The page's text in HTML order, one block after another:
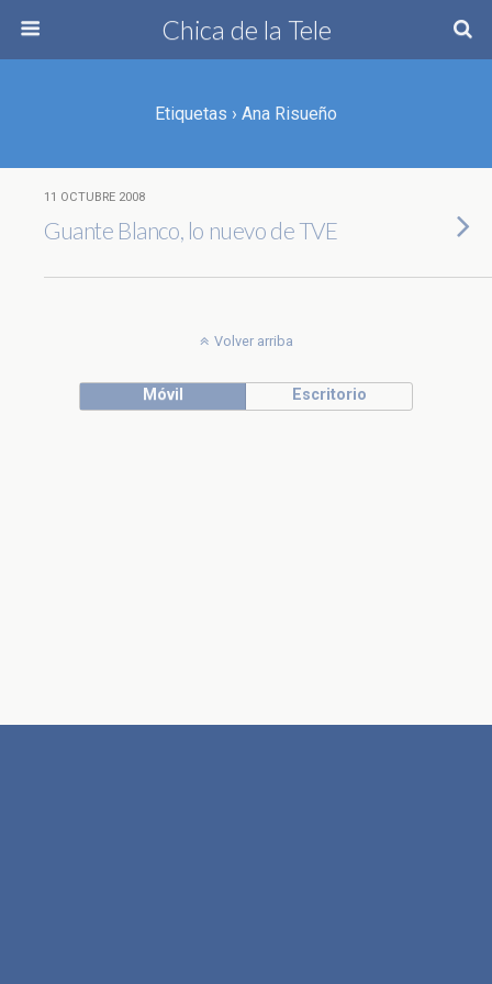
Chica de la Tele
Etiquetas › Ana Risueño
11 OCTUBRE 2008
Guante Blanco, lo nuevo de TVE
Volver arriba
Móvil Escritorio